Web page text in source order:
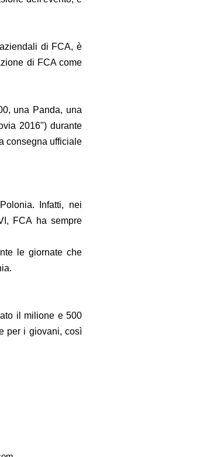
di FCA, è
di FCA come
una Panda, una
2016") durante
consegna ufficiale
Infatti, nei
FCA ha sempre
le giornate che
il milione e 500
per i giovani, così